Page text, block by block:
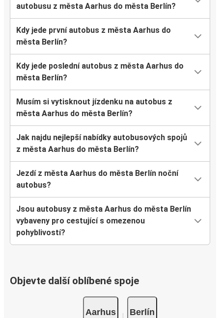
autobusu z města Aarhus do města Berlín?
Kdy jede první autobus z města Aarhus do
města Berlín?
Kdy jede poslední autobus z města Aarhus do
města Berlín?
Musím si vytisknout jízdenku na autobus z
města Aarhus do města Berlín?
Jak najdu nejlepší nabídky autobusových spojů
z města Aarhus do města Berlín?
Jezdí z města Aarhus do města Berlín noční
autobus?
Jsou autobusy z města Aarhus do města Berlín
vybaveny pro cestující s omezenou
pohyblivostí?
Objevte další oblíbené spoje
Aarhus Berlín